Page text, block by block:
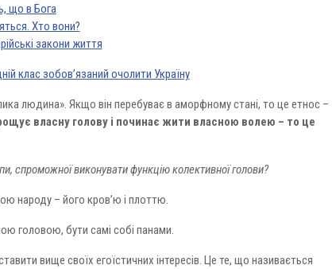
що в Бога
Хто вони?
закони життя
клас зобов’язаний очолити Україну
людина». Якщо він перебуває в аморфному стані, то це етнос –
власну голову і починає жити власною волею – то це
спроможної виконувати функцію колективної голови?
народу – його кров’ю і плоттю.
головою, бути самі собі панами.
вище своїх егоїстичних інтересів. Це те, що називається